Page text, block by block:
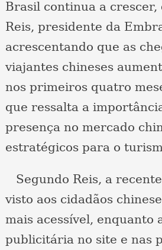
Brasil continua a crescer,
Reis, presidente da
acrescentando que as
viajantes chineses
nos primeiros quatro
que ressalta a
presença no mercado
estratégicos para o
Segundo Reis, a
visto aos cidadãos
mais acessível, enquanto
publicitária no site e nas